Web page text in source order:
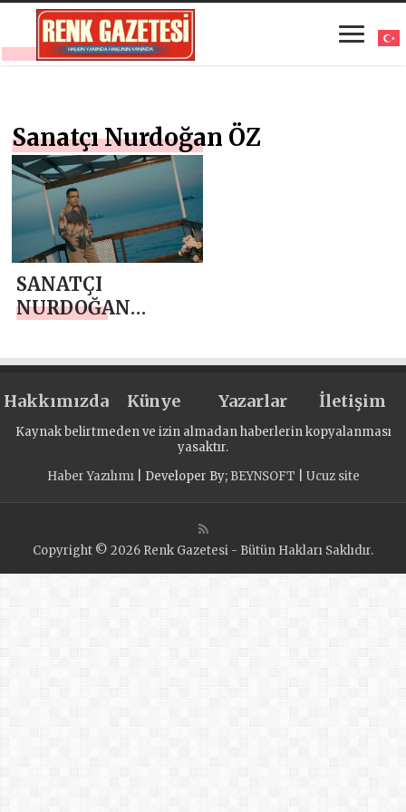
Sanatçı Nurdoğan ÖZ
SANATÇI
NURDOĞAN
DEĞİLİM”
Hakkımızda Künye Yazarlar İletişim
Kaynak belirtmeden ve izin almadan haberlerin kopyalanması
yasaktır.
Haber Yazılımı| Developer By; BEYNSOFT Ucuz site
Copyright © 2026 Renk Gazetesi - Bütün Hakları Saklıdır.